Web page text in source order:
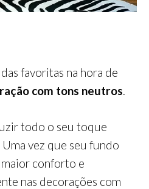
favoritas na hora de
com tons neutros.
todo o seu toque
vez que seu fundo
maior conforto e
nas decorações com